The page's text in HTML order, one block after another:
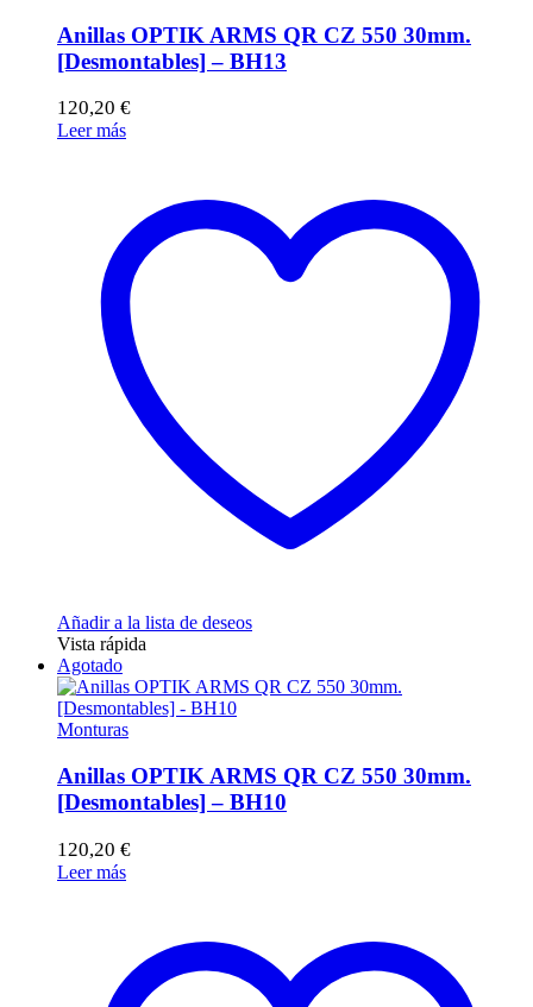
Anillas OPTIK ARMS QR CZ 550 30mm.
[Desmontables] – BH13
120,20 €
Leer más
Añadir a la lista de deseos
Vista rápida
Agotado
Monturas
Anillas OPTIK ARMS QR CZ 550 30mm.
[Desmontables] – BH10
120,20 €
Leer más